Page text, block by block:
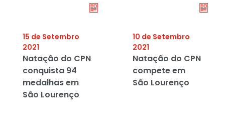
15 de Setembro
2021
Natação do CPN
conquista 94
medalhas em
São Lourenço
10 de Setembro
2021
Natação do CPN
compete em
São Lourenço